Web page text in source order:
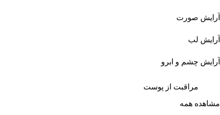
آرایش صورت
آرایش لب
آرایش چشم و ابرو
مراقبت از پوست
مشاهده همه